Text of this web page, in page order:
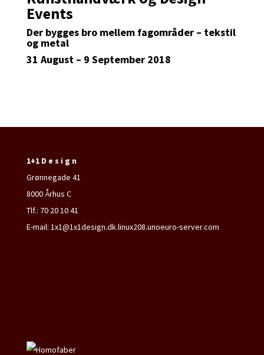
Events
Der bygges bro mellem fagområder – tekstil
og metal
31 August – 9 September 2018
1+1 D e s i g n
Grønnegade 41
8000 Århus C
Tlf.: 70 20 10 41
E-mail: 1x1@1x1design.dk.linux208.unoeuro-server.com